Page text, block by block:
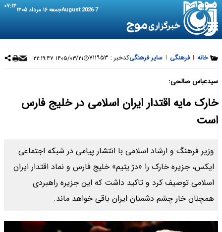
7 August 2026 جمعه ۱۶ مرداد ۱۴۰۵ ۰۷:۱۴
خانه | فرهنگی | سایر فرهنگیکدخبر : ۷۱۱۹۵۳ ۱۴۰۵/۰۳/۲۱ ۲۲:۱۹:۴۷
سیدعباس صالحی:
خارک مایه اقتدار ایران اسلامی در خلیج فارس
است
وزیر فرهنگ و ارشاد اسلامی با انتشار پیامی در شبکه اجتماعی
ایکس، جزیره خارک را «درّ یتیم» خلیج فارس و نماد اقتدار ایران
اسلامی توصیف کرد و تاکید داشت که این جزیره راهبردی
همچنان خار چشم دشمنان ایران باقی خواهد ماند.